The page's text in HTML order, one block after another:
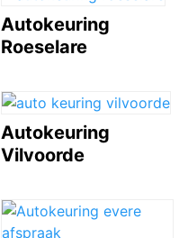
Autokeuring
Roeselare
Autokeuring
Vilvoorde